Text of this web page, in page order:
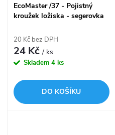
EcoMaster /37 - Pojistný
kroužek ložiska - segerovka
20 Kč bez DPH
24 Kč/ ks
Skladem 4 ks
DO KOŠÍKU